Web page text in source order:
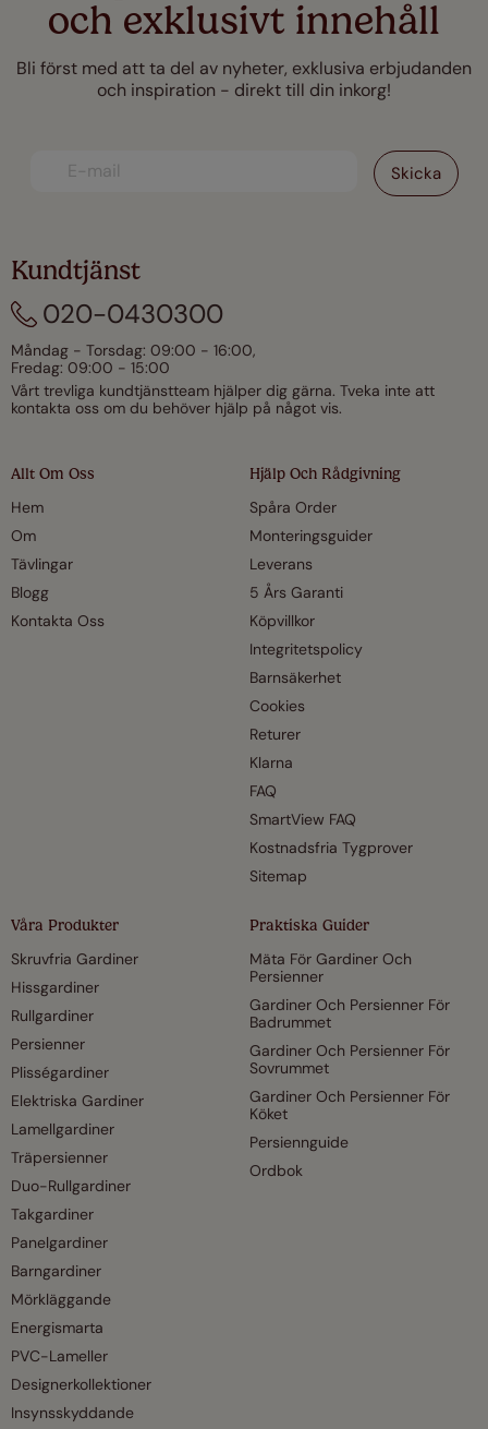
och exklusivt innehåll
Bli först med att ta del av nyheter, exklusiva erbjudanden
och inspiration - direkt till din inkorg!
Allt Om Oss
Hem
Om
Tävlingar
Blogg
Kontakta Oss
Hjälp Och Rådgivning
Spåra Order
Monteringsguider
Leverans
5 Års Garanti
Köpvillkor
Integritetspolicy
Barnsäkerhet
Cookies
Returer
Klarna
FAQ
SmartView FAQ
Kostnadsfria Tygprover
Sitemap
Våra Produkter
Skruvfria Gardiner
Hissgardiner
Rullgardiner
Persienner
Plisségardiner
Elektriska Gardiner
Lamellgardiner
Träpersienner
Duo-Rullgardiner
Takgardiner
Panelgardiner
Barngardiner
Mörkläggande
Energismarta
PVC-Lameller
Designerkollektioner
Insynsskyddande
Praktiska Guider
Mäta För Gardiner Och
Persienner
Gardiner Och Persienner För
Badrummet
Gardiner Och Persienner För
Sovrummet
Gardiner Och Persienner För
Köket
Persiennguide
Ordbok
Kundtjänst
020-0430300
Måndag - Torsdag: 09:00 - 16:00,
Fredag: 09:00 - 15:00
Vårt trevliga kundtjänstteam hjälper dig gärna. Tveka inte att
kontakta oss om du behöver hjälp på något vis.